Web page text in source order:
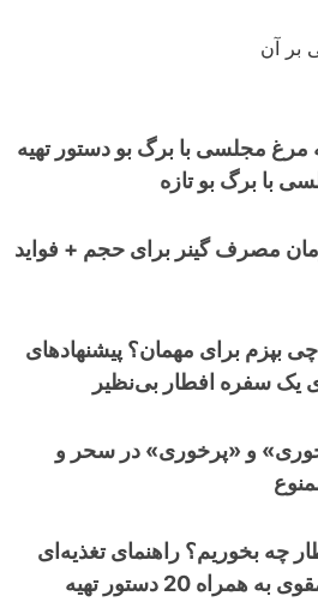
بر آن
مرغ مجلسی با برگ بو دستور تهیه
با برگ بو تازه
مصرف گینر برای حجم + فواید
بپزم برای مهمان؟ پیشنهادهای
یک سفره افطار بی‌نظیر
و «پرخوری» در سحر و
چه بخوریم؟ راهنمای تغذیه‌ای
همراه 20 دستور تهیه